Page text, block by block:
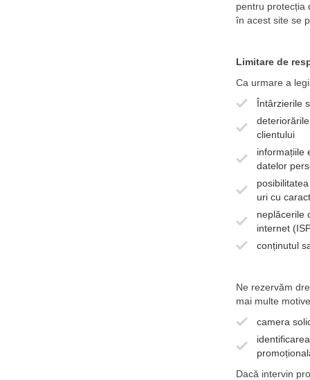
pentru protecția
în acest site se
Limitare de
Ca urmare a
Întârzierile
clientului
informațiile
datelor
uri cu
neplăcerile
internet
conținutul
Ne rezervăm
mai multe
camera
Dacă intervin